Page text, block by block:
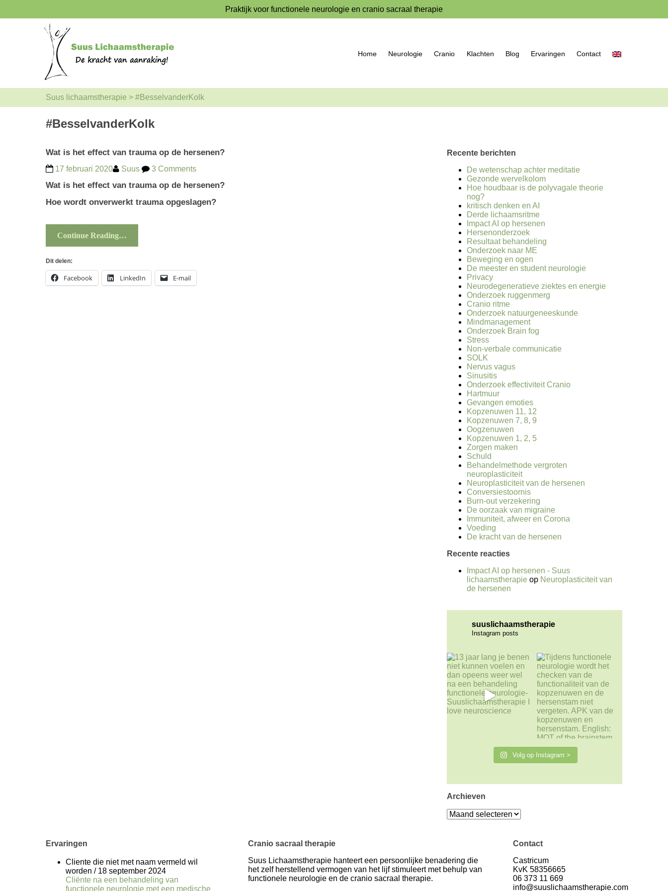
Praktijk voor functionele neurologie en cranio sacraal therapie
Home Neurologie Cranio Klachten Blog Ervaringen Contact
Suus lichaamstherapie > #BesselvanderKolk
#BesselvanderKolk
Wat is het effect van trauma op de hersenen?
17 februari 2020 Suus 3 Comments
Wat is het effect van trauma op de hersenen?
Hoe wordt onverwerkt trauma opgeslagen?
Continue Reading…
Dit delen:
Facebook LinkedIn E-mail
Recente berichten
De wetenschap achter meditatie
Gezonde wervelkolom
Hoe houdbaar is de polyvagale theorie
nog?
kritisch denken en AI
Derde lichaamsritme
Impact AI op hersenen
Hersenonderzoek
Resultaat behandeling
Onderzoek naar ME
Beweging en ogen
De meester en student neurologie
Privacy
Neurodegeneratieve ziektes en energie
Onderzoek ruggenmerg
Cranio ritme
Onderzoek natuurgeneeskunde
Mindmanagement
Onderzoek Brain fog
Stress
Non-verbale communicatie
SOLK
Nervus vagus
Sinusitis
Onderzoek effectiviteit Cranio
Hartmuur
Gevangen emoties
Kopzenuwen 11, 12
Kopzenuwen 7, 8, 9
Oogzenuwen
Kopzenuwen 1, 2, 5
Zorgen maken
Schuld
Behandelmethode vergroten
neuroplasticiteit
Neuroplasticiteit van de hersenen
Conversiestoornis
Burn-out verzekering
De oorzaak van migraine
Immuniteit, afweer en Corona
Voeding
De kracht van de hersenen
Recente reacties
Impact AI op hersenen - Suus
lichaamstherapieop Neuroplasticiteit van
de hersenen
suuslichaamstherapie
Instagram posts
Volg op Instagram >
Archieven
Archieven
Ervaringen
Cliente die niet met naam vermeld wil
worden / 18 september 2024
Cliënte na een behandeling van
functionele neurologie met een medische
Cranio sacraal therapie
Suus Lichaamstherapie hanteert een persoonlijke benadering die
het zelf herstellend vermogen van het lijf stimuleert met behulp van
functionele neurologie en de cranio sacraal therapie.
Contact
Castricum
KvK 58356665
06 373 11 669
info@suuslichaamstherapie.com